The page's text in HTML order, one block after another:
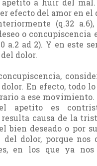
a huir del mal.
efecto del amor en
(q.32
o concupiscencia
a.2 ad 2). Y en este
dolor.
dolor. En efecto, todo
a ese
apetito es
causa de la
bien deseado o por
del dolor, porque
en los que ya